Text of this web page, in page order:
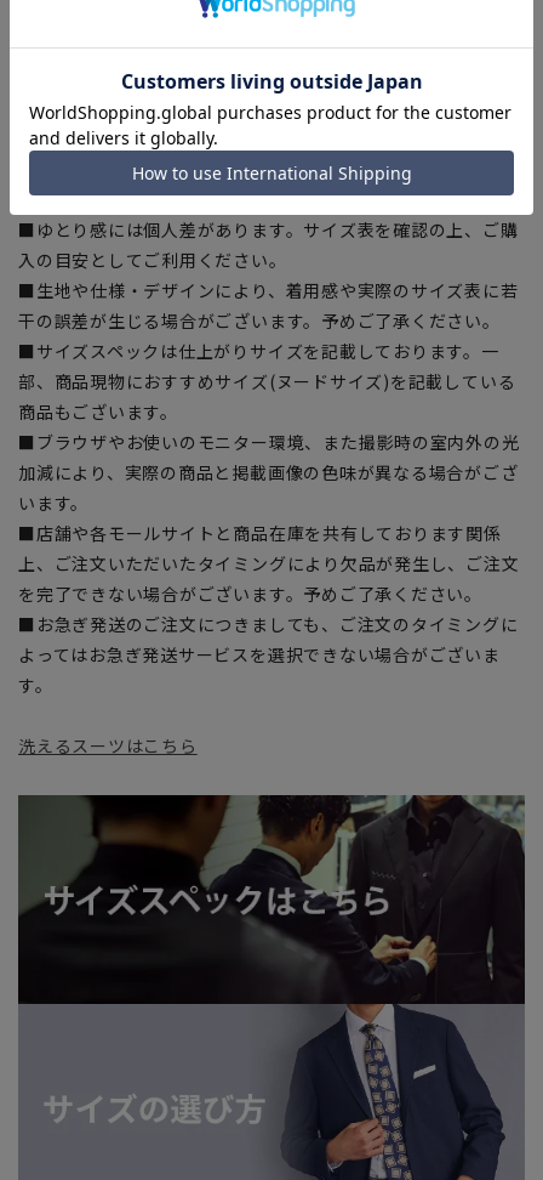
『ECOBLUE』を使用しています。
【シルエット】《細め(スリム)》 (当社比)
【商品に関するご注意】
■商品画像はサンプルのため、色味やサイズ等の仕様に変更が
ある場合がございますので、予めご了承ください。
■ゆとり感には個人差があります。サイズ表を確認の上、ご購
入の目安としてご利用ください。
■生地や仕様・デザインにより、着用感や実際のサイズ表に若
干の誤差が生じる場合がございます。予めご了承ください。
■サイズスペックは仕上がりサイズを記載しております。一
部、商品現物におすすめサイズ(ヌードサイズ)を記載している
商品もございます。
■ブラウザやお使いのモニター環境、また撮影時の室内外の光
加減により、実際の商品と掲載画像の色味が異なる場合がござ
います。
■店舗や各モールサイトと商品在庫を共有しております関係
上、ご注文いただいたタイミングにより欠品が発生し、ご注文
を完了できない場合がございます。予めご了承ください。
■お急ぎ発送のご注文につきましても、ご注文のタイミングに
よってはお急ぎ発送サービスを選択できない場合がございま
す。
洗えるスーツはこちら